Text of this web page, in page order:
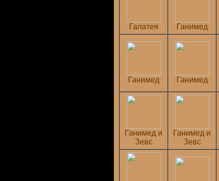
Галатея Ганимед
Ганимед Ганимед
Ганимед и
Зевс
Ганимед и
Зевс